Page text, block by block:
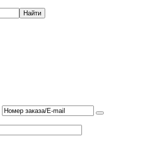
Найти